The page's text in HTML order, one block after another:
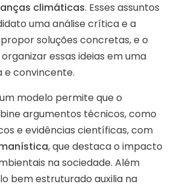
climáticas. Esses assuntos
uma análise crítica e a
soluções concretas, e o
essas ideias em uma
e convincente.
modelo permite que o
argumentos técnicos, como
e evidências científicas, com
, que destaca o impacto
na sociedade. Além
bem estruturado auxilia na